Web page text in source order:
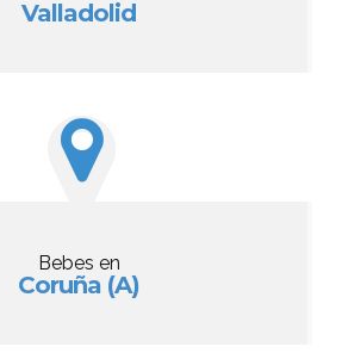
Valladolid
Bebes en
Coruña (A)